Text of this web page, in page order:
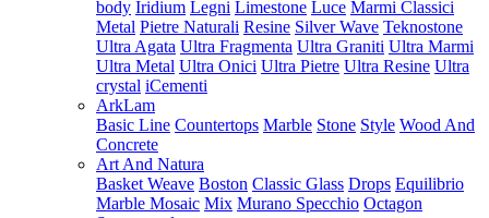
body Iridium Legni Limestone Luce Marmi Classici
Metal Pietre Naturali Resine Silver Wave Teknostone
Ultra Agata Ultra Fragmenta Ultra Graniti Ultra Marmi
Ultra Metal Ultra Onici Ultra Pietre Ultra Resine Ultra
crystal iCementi
ArkLam
Basic Line Countertops Marble Stone Style Wood And
Concrete
Art And Natura
Basket Weave Boston Classic Glass Drops Equilibrio
Marble Mosaic Mix Murano Specchio Octagon